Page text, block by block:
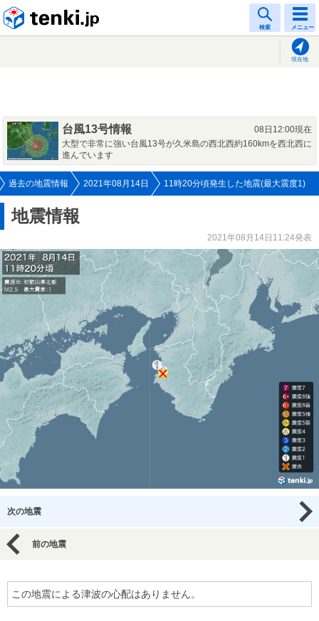
検索 メニュー
現在地
台風13号情報
08日12:00現在
大型で非常に強い台風13号が久米島の西北西約160kmを西北西に
進んでいます
過去の地震情報 2021年08月14日 11時20分頃発生した地震(最大震度1)
地震情報
2021年08月14日11:24発表
次の地震
前の地震
この地震による津波の心配はありません。